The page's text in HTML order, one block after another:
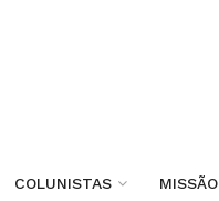
COLUNISTAS MISSÃO